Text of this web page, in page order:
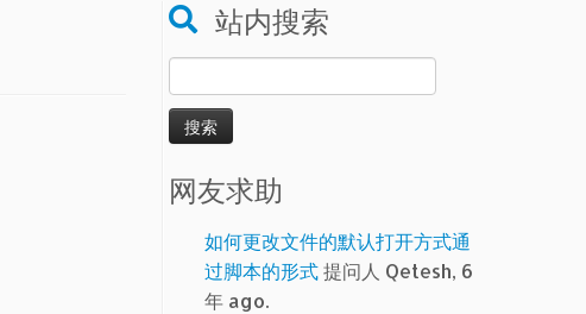
站内搜索
索：
网友求助
如何更改文件的默认打开方式通
过脚本的形式提问人 Qetesh, 6
年 ago.